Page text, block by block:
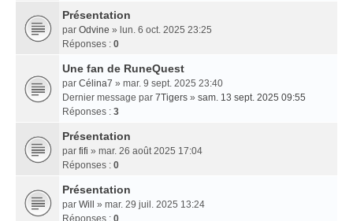
Présentation
par Odvine » lun. 6 oct. 2025 23:25
Réponses : 0
Une fan de RuneQuest
par Célina7 » mar. 9 sept. 2025 23:40
Dernier message par 7Tigers » sam. 13 sept. 2025 09:55
Réponses : 3
Présentation
par fifi » mar. 26 août 2025 17:04
Réponses : 0
Présentation
par Will » mar. 29 juil. 2025 13:24
Réponses : 0